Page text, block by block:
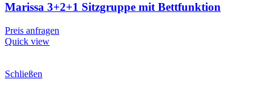
Marissa 3+2+1 Sitzgruppe mit Bettfunktion
Preis anfragen
Quick view
Schließen